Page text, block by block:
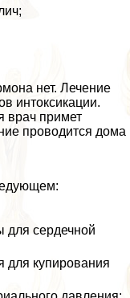
нет. Лечение
интоксикации.
врач примет
проводится дома
для сердечной
для купирования